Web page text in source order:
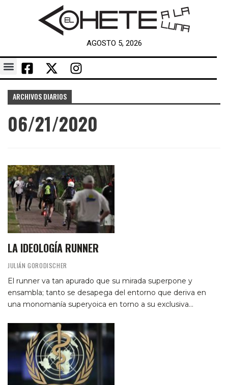
AGOSTO 5, 2026
ARCHIVOS DIARIOS
06/21/2020
LA IDEOLOGÍA RUNNER
JULIÁN GORODISCHER
El runner va tan apurado que su mirada superpone y
ensambla; tanto se desapega del entorno que deriva en
una monomanía superyoica en torno a su exclusiva…